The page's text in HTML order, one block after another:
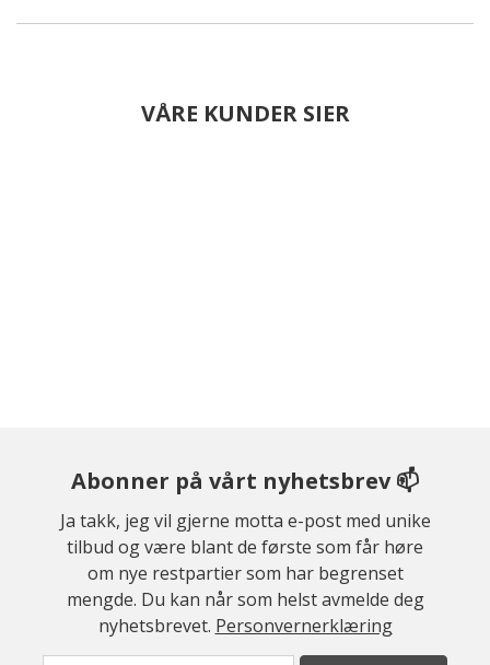
VÅRE KUNDER SIER
Abonner på vårt nyhetsbrev 📫
Ja takk, jeg vil gjerne motta e-post med unike
tilbud og være blant de første som får høre
om nye restpartier som har begrenset
mengde. Du kan når som helst avmelde deg
nyhetsbrevet. Personvernerklæring